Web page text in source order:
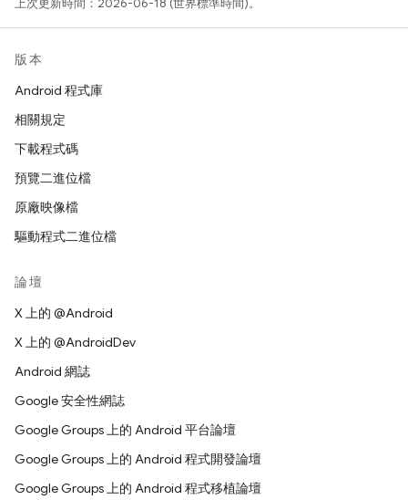
上次更新時間：2026-06-18 (世界標準時間)。
版本
Android 程式庫
相關規定
下載程式碼
預覽二進位檔
原廠映像檔
驅動程式二進位檔
論壇
X 上的 @Android
X 上的 @AndroidDev
Android 網誌
Google 安全性網誌
Google Groups 上的 Android 平台論壇
Google Groups 上的 Android 程式開發論壇
Google Groups 上的 Android 程式移植論壇